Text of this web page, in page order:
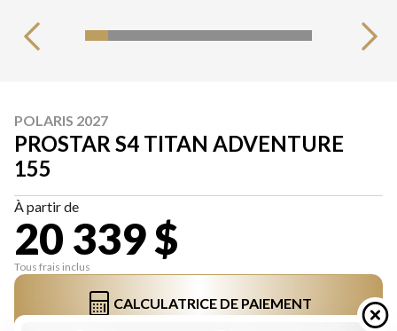
POLARIS 2027
PROSTAR S4 TITAN ADVENTURE
155
À partir de
20 339 $
Tous frais inclus
CALCULATRICE DE PAIEMENT